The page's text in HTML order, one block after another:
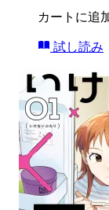
カートに追
試し読み